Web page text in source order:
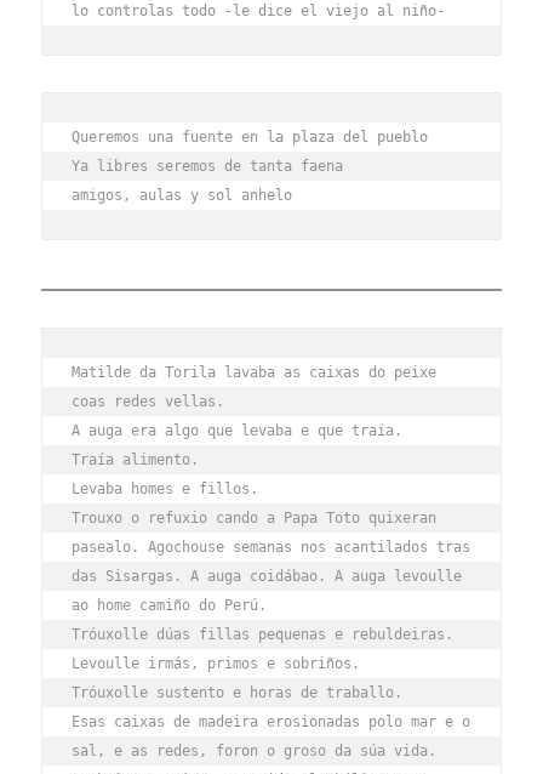
lo controlas todo -le dice el viejo al niño-
Queremos una fuente en la plaza del pueblo
Ya libres seremos de tanta faena
amigos, aulas y sol anhelo
Matilde da Torila lavaba as caixas do peixe
coas redes vellas.
A auga era algo que levaba e que traía.
Traía alimento.
Levaba homes e fillos.
Trouxo o refuxio cando a Papa Toto quixeran
pasealo. Agochouse semanas nos acantilados tras
das Sisargas. A auga coidábao. A auga levoulle
ao home camiño do Perú.
Tróuxolle dúas fillas pequenas e rebuldeiras.
Levoulle irmás, primos e sobriños.
Tróuxolle sustento e horas de traballo.
Esas caixas de madeira erosionadas polo mar e o
sal, e as redes, foron o groso da súa vida.